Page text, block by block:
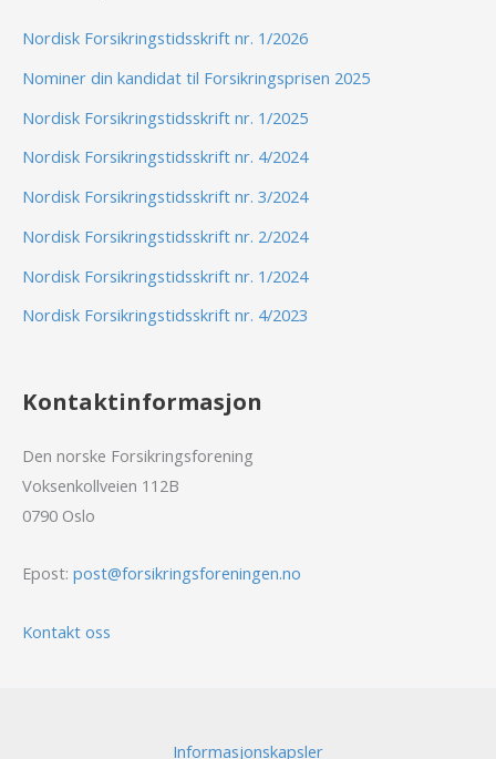
Nordisk Forsikringstidsskrift nr. 1/2026
Nominer din kandidat til Forsikringsprisen 2025
Nordisk Forsikringstidsskrift nr. 1/2025
Nordisk Forsikringstidsskrift nr. 4/2024
Nordisk Forsikringstidsskrift nr. 3/2024
Nordisk Forsikringstidsskrift nr. 2/2024
Nordisk Forsikringstidsskrift nr. 1/2024
Nordisk Forsikringstidsskrift nr. 4/2023
Kontaktinformasjon
Den norske Forsikringsforening
Voksenkollveien 112B
0790 Oslo
Epost: post@forsikringsforeningen.no
Kontakt oss
Informasjonskapsler